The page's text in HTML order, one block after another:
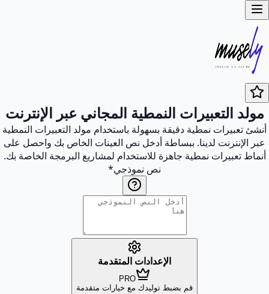
مولد التعبيرات النمطية المجاني عبر الإنترنت
أنشئ تعبيرات نمطية دقيقة بسهولة باستخدام مولد التعبيرات النمطية
عبر الإنترنت لدينا. ببساطة أدخل نص العينات الخاص بك واحصل على
أنماط تعبيرات نمطية جاهزة للاستخدام لمشاريع البرمجة الخاصة بك.
نص نموذجي*
الإعدادات المتقدمة
PRO
قم بضبط توليدك مع خيارات متقدمة